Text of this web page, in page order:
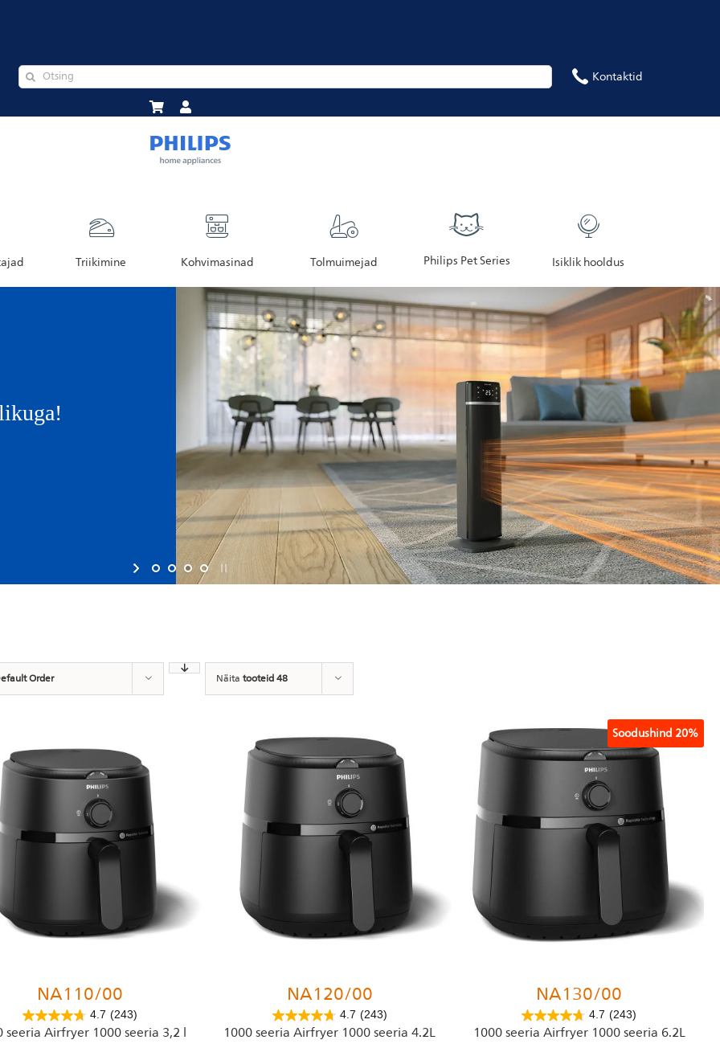
Kontaktid
Triikimine Kohvimasinad Tolmuimejad Philips Pet Series Isiklik hooldus
Order Näitatooteid 48
NA110/00
4.7 (243)
seeria Airfryer 1000 seeria 3,2 l
NA120/00
4.7 (243)
1000 seeria Airfryer 1000 seeria 4.2L
Soodushind 20%
NA130/00
4.7 (243)
1000 seeria Airfryer 1000 seeria 6.2L